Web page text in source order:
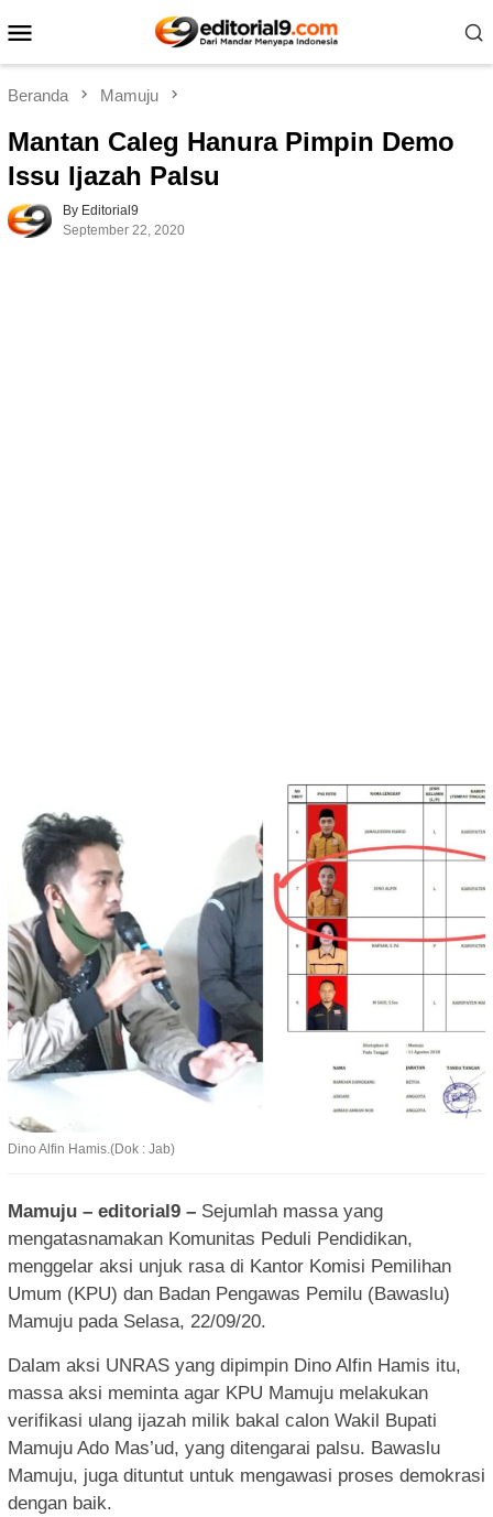
ke
Mobile
Beranda Mamuju
Mantan Caleg Hanura Pimpin Demo
Issu Ijazah Palsu
By Editorial9
September 22, 2020
Dino Alfin Hamis.(Dok : Jab)
Mamuju – editorial9 – Sejumlah massa yang
mengatasnamakan Komunitas Peduli Pendidikan,
menggelar aksi unjuk rasa di Kantor Komisi Pemilihan
Umum (KPU) dan Badan Pengawas Pemilu (Bawaslu)
Mamuju pada Selasa, 22/09/20.
Dalam aksi UNRAS yang dipimpin Dino Alfin Hamis itu,
massa aksi meminta agar KPU Mamuju melakukan
verifikasi ulang ijazah milik bakal calon Wakil Bupati
Mamuju Ado Mas’ud, yang ditengarai palsu. Bawaslu
Mamuju, juga dituntut untuk mengawasi proses demokrasi
dengan baik.